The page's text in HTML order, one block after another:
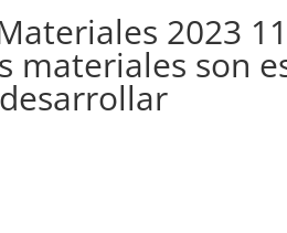
2023
materiales son